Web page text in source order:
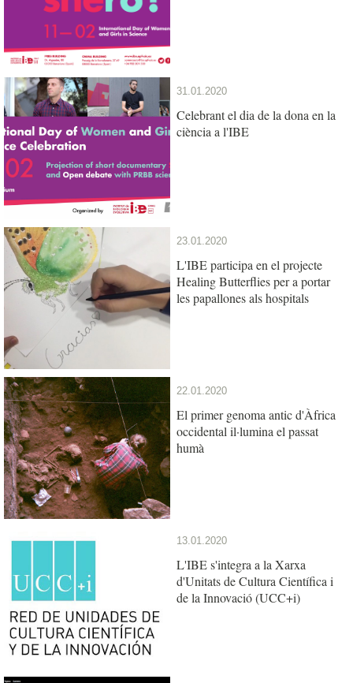
31.01.2020
Celebrant el dia de la dona en la
ciència a l'IBE
23.01.2020
L'IBE participa en el projecte
Healing Butterflies per a portar
les papallones als hospitals
22.01.2020
El primer genoma antic d'Àfrica
occidental il·lumina el passat
humà
13.01.2020
L'IBE s'integra a la Xarxa
d'Unitats de Cultura Científica i
de la Innovació (UCC+i)